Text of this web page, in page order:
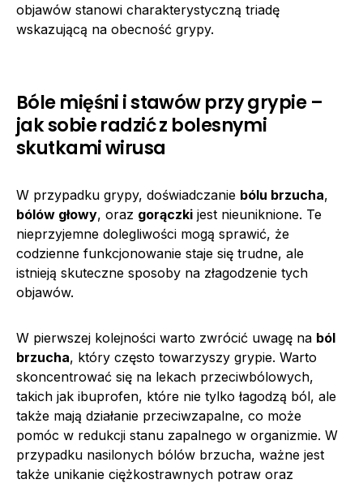
objawów stanowi charakterystyczną triadę
wskazującą na obecność grypy.
Bóle mięśni i stawów przy grypie –
jak sobie radzić z bolesnymi
skutkami wirusa
W przypadku grypy, doświadczanie bólu brzucha,
bólów głowy, oraz gorączki jest nieuniknione. Te
nieprzyjemne dolegliwości mogą sprawić, że
codzienne funkcjonowanie staje się trudne, ale
istnieją skuteczne sposoby na złagodzenie tych
objawów.
W pierwszej kolejności warto zwrócić uwagę na ból
brzucha, który często towarzyszy grypie. Warto
skoncentrować się na lekach przeciwbólowych,
takich jak ibuprofen, które nie tylko łagodzą ból, ale
także mają działanie przeciwzapalne, co może
pomóc w redukcji stanu zapalnego w organizmie. W
przypadku nasilonych bólów brzucha, ważne jest
także unikanie ciężkostrawnych potraw oraz